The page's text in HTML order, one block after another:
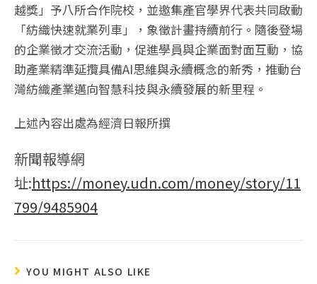
越獎」予八所合作院校，並邀集產官學界代表共同啟動
「紡織快速就業列車」，象徵計畫持續前行。隨後登場
的企業徵才交流活動，促進學員與企業面對面互動，協
助產業精準延攬具備AI思維與永續概念的新秀，推動台
灣紡織產業邁向智慧科技與永續發展的新里程。
上述內容出處為經濟日報所撰
新聞報導網
址:https://money.udn.com/money/story/11
799/9485904
YOU MIGHT ALSO LIKE